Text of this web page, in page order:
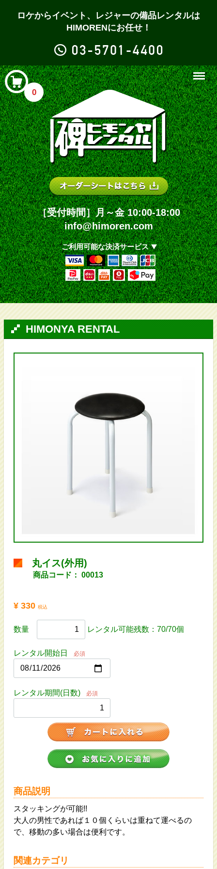
ロケからイベント、レジャーの備品レンタルは
HIMORENにお任せ！
0
ご利用可能な決済サービス
［受付時間］月～金 10:00-18:00
info@himoren.com
Menu
HIMONYA RENTAL
丸イス(外用)
商品コード： 00013
¥ 330 税込
数量 レンタル可能残数：70/70個
レンタル開始日 必須
レンタル期間(日数) 必須
商品説明
スタッキングが可能!!
大人の男性であれば１０個くらいは重ねて運べるの
で、移動の多い場合は便利です。
関連カテゴリ